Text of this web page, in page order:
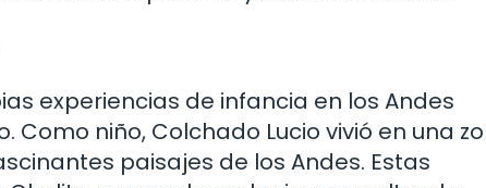
experiencias de infancia en los Andes
niño, Colchado Lucio vivió en una
paisajes de los Andes. Estas